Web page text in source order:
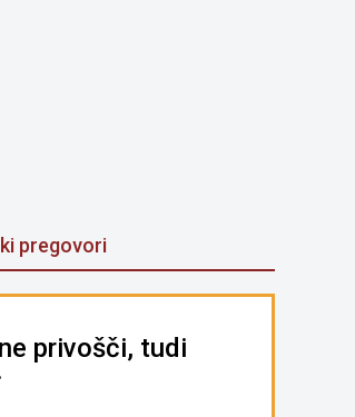
pregovori
privošči, tudi